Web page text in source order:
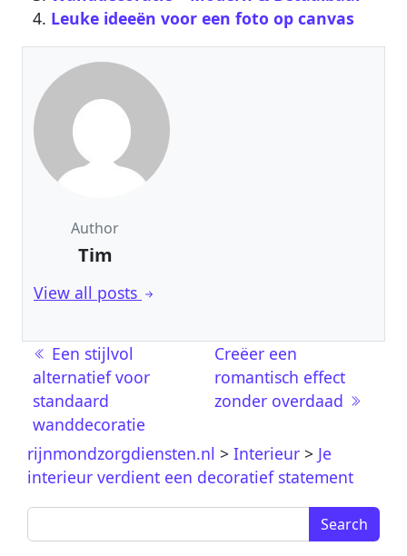
Leuke ideeën voor een foto op canvas
Author
Tim
View all posts
Berichtnavigatie
Een stijlvol
alternatief voor
standaard
wanddecoratie
Creëer een
romantisch effect
zonder overdaad
rijnmondzorgdiensten.nl > Interieur > Je
interieur verdient een decoratief statement
Search for: